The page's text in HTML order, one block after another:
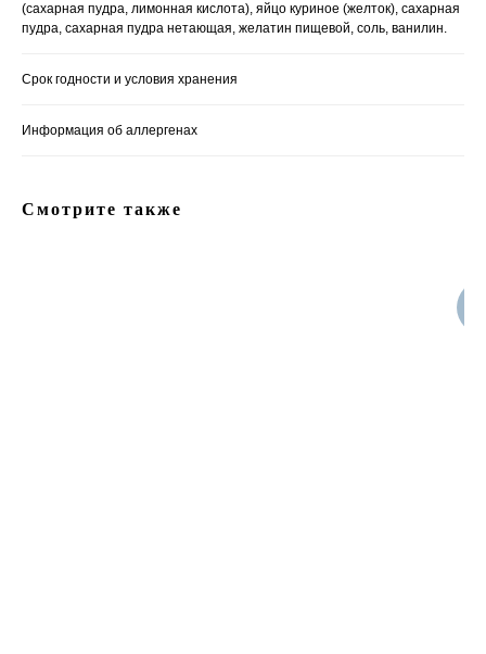
(сахарная пудра, лимонная кислота), яйцо куриное (желток), сахарная
пудра, сахарная пудра нетающая, желатин пищевой, соль, ванилин.
Срок годности и условия хранения
Информация об аллергенах
Смотрите также